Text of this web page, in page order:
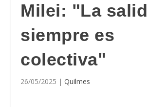
Milei: "La
siempre es
colectiva"
26/05/2025 |Quilmes